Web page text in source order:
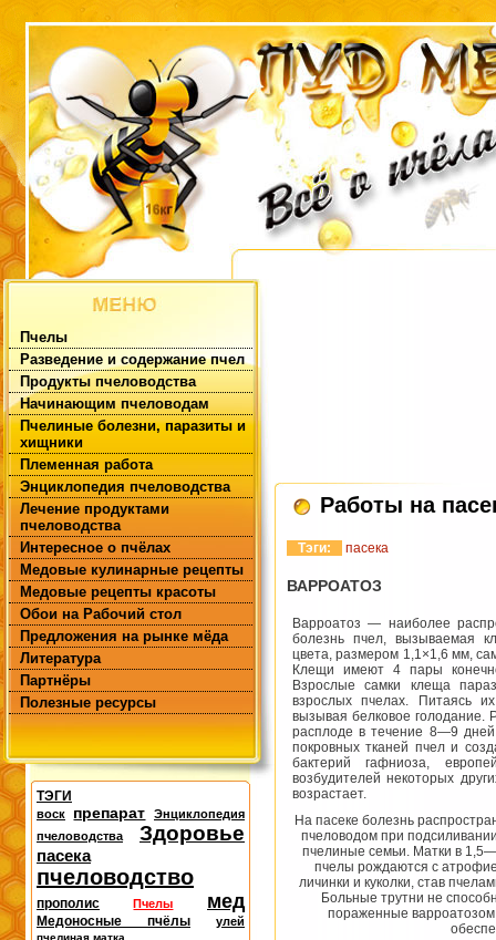
Пчелы
Разведение и содержание пчел
Продукты пчеловодства
Начинающим пчеловодам
Пчелиные болезни, паразиты и
хищники
Племенная работа
Энциклопедия пчеловодства
Лечение продуктами
пчеловодства
Интересное о пчёлах
Медовые кулинарные рецепты
Медовые рецепты красоты
Обои на Рабочий стол
Предложения на рынке мёда
Литература
Партнёры
Полезные ресурсы
ТЭГИ
воск препарат
Энциклопедия
пчеловодства
Здоровье
пасека
пчеловодство
прополис Пчелы мед
Медоносные пчёлы улей
пчелиная матка
Работы на
Тэги: пасека
ВАРРОАТОЗ
Варроатоз — наиболее
болезнь пчел, вызываемая
цвета, размером 1,1×1,6 мм,
Клещи имеют 4 пары
Взрослые самки клеща
взрослых пчелах. Питаясь
вызывая белковое голодание.
расплоде в течение 8—9
покровных тканей пчел и
бактерий гафниоза,
возбудителей некоторых
возрастает.
На пасеке болезнь
пчеловодом при
пчелиные семьи. Матки в
пчелы рождаются с
личинки и куколки, став
Больные трутни не
пораженные